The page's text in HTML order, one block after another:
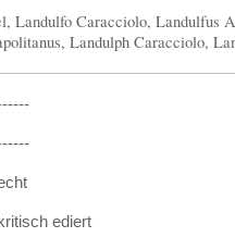
Landulfo Caracciolo,
Landulph Caracciolo,
kritisch ediert